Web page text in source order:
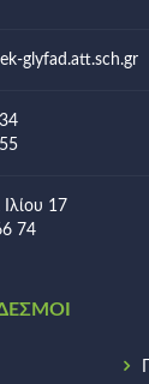
glyfad.att.sch.gr
17
74